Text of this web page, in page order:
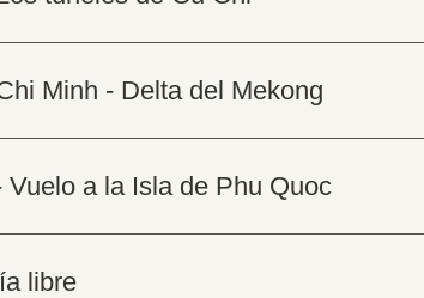
Minh - Delta del Mekong
a la Isla de Phu Quoc
libre